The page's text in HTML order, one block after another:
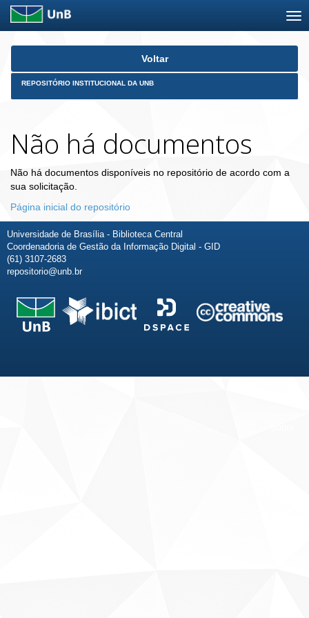
Skip
Voltar
REPOSITÓRIO INSTITUCIONAL DA UNB
Não há documentos
Não há documentos disponíveis no repositório de acordo com a
sua solicitação.
Página inicial do repositório
Universidade de Brasília - Biblioteca Central
Coordenadoria de Gestão da Informação Digital - GID
(61) 3107-2683
repositorio@unb.br